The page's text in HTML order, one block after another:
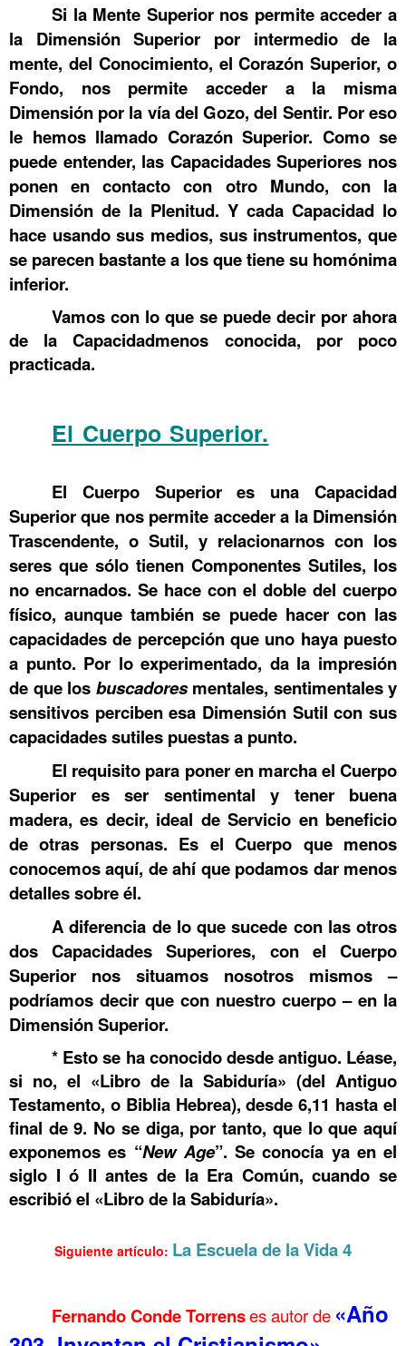
Si la Mente Superior nos permite acceder a
la Dimensión Superior por intermedio de la
mente, del Conocimiento, el Corazón Superior, o
Fondo, nos permite acceder a la misma
Dimensión por la vía del Gozo, del Sentir. Por eso
le hemos llamado Corazón Superior. Como se
puede entender, las Capacidades Superiores nos
ponen en contacto con otro Mundo, con la
Dimensión de la Plenitud. Y cada Capacidad lo
hace usando sus medios, sus instrumentos, que
se parecen bastante a los que tiene su homónima
inferior.
Vamos con lo que se puede decir por ahora
de la Capacidadmenos conocida, por poco
practicada.
El Cuerpo Superior.
El Cuerpo Superior es una Capacidad
Superior que nos permite acceder a la Dimensión
Trascendente, o Sutil, y relacionarnos con los
seres que sólo tienen Componentes Sutiles, los
no encarnados. Se hace con el doble del cuerpo
físico, aunque también se puede hacer con las
capacidades de percepción que uno haya puesto
a punto. Por lo experimentado, da la impresión
de que los buscadoresmentales, sentimentales y
sensitivos perciben esa Dimensión Sutil con sus
capacidades sutiles puestas a punto.
El requisito para poner en marcha el Cuerpo
Superior es ser sentimental y tener buena
madera, es decir, ideal de Servicio en beneficio
de otras personas. Es el Cuerpo que menos
conocemos aquí, de ahí que podamos dar menos
detalles sobre él.
A diferencia de lo que sucede con las otros
dos Capacidades Superiores, con el Cuerpo
Superior nos situamos nosotros mismos –
podríamos decir que con nuestro cuerpo – en la
Dimensión Superior.
* Esto se ha conocido desde antiguo. Léase,
si no, el «Libro de la Sabiduría» (del Antiguo
Testamento, o Biblia Hebrea), desde 6,11 hasta el
final de 9. No se diga, por tanto, que lo que aquí
exponemos es “New Age”. Se conocía ya en el
siglo I ó II antes de la Era Común, cuando se
escribió el «Libro de la Sabiduría».
Siguiente artículo: La Escuela de la Vida 4
Fernando Conde Torrenses autor de «Año